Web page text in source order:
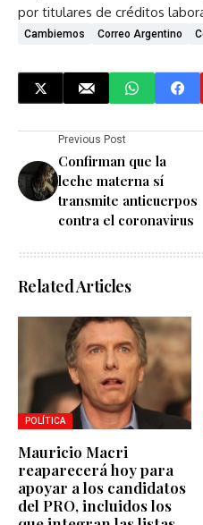
por titulares de créditos
Cambiemos Correo Argentino
Previous Post
Confirman que la
leche materna sí
transmite anticuerpos
contra el coronavirus
Related Articles
POLÍTICA
Mauricio Macri
reaparecerá hoy para
apoyar a los candidatos
del PRO, incluidos los